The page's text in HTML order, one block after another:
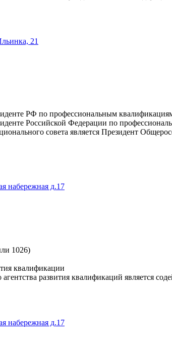
21
РФ по профессиональным
Российской Федерации по
совета является Президент
набережная д.17
1026)
квалификации
развития квалификаций является
набережная д.17